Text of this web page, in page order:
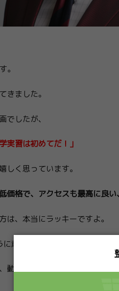
。
きました。
でしたが、
実習は初めてだ！」
しく思っています。
価格で、アクセスも最高に良い
は、本当にラッキーですよ。
頑張りますが、今回を超える
動画で喋ってますので御覧くだ